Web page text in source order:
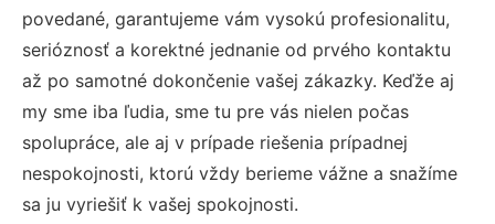
povedané, garantujeme vám vysokú profesionalitu,
serióznosť a korektné jednanie od prvého kontaktu
až po samotné dokončenie vašej zákazky. Keďže aj
my sme iba ľudia, sme tu pre vás nielen počas
spolupráce, ale aj v prípade riešenia prípadnej
nespokojnosti, ktorú vždy berieme vážne a snažíme
sa ju vyriešiť k vašej spokojnosti.